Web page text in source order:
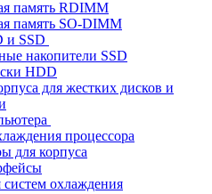
память RDIMM
память SO-DIMM
и SSD
накопители SSD
HDD
для жестких дисков и
процессора
для корпуса
охлаждения